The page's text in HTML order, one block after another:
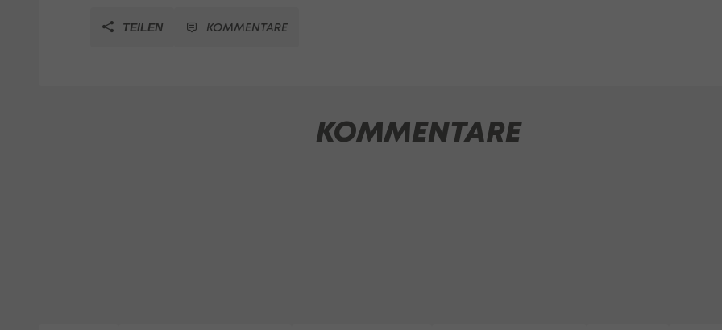
TEILEN KOMMENTARE
KOMMENTARE